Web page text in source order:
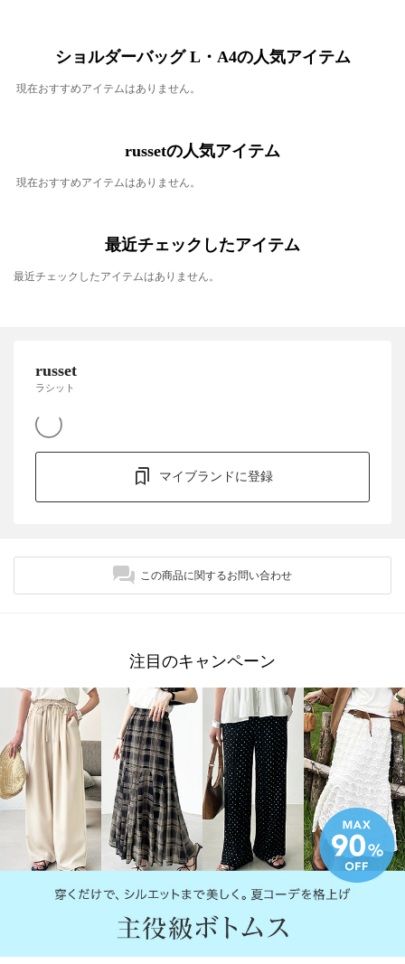
ショルダーバッグ L・A4の人気アイテム
現在おすすめアイテムはありません。
russetの人気アイテム
現在おすすめアイテムはありません。
最近チェックしたアイテム
最近チェックしたアイテムはありません。
russet
ラシット
マイブランドに登録
この商品に関するお問い合わせ
注目のキャンペーン